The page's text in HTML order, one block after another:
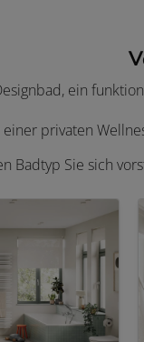
ein
privaten
Badtyp Sie sich